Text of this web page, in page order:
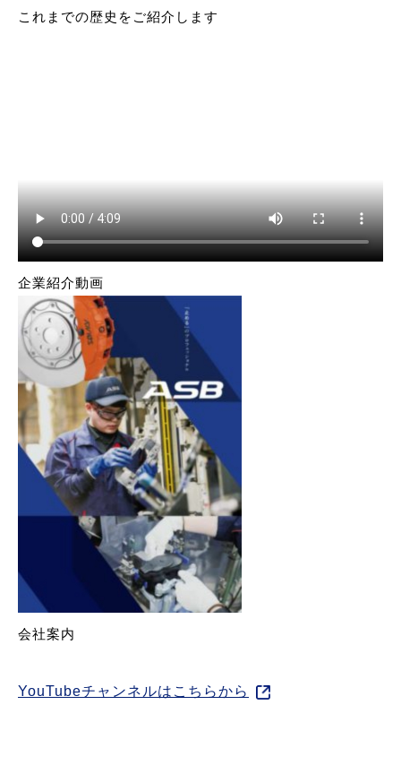
これまでの歴史をご紹介します
企業紹介動画
会社案内
YouTubeチャンネルはこちらから